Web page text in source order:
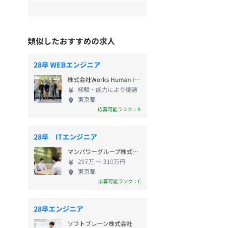
類似したおすすめの求人
28卒 WEBエンジニア
株式会社Works Human Intelligence
経験・能力により優遇
東京都
応募可能ランク：B
28卒 ITエンジニア
マンパワーグループ株式会社
297万 〜 310万円
東京都
応募可能ランク：C
28卒エンジニア
ソフトブレーン株式会社